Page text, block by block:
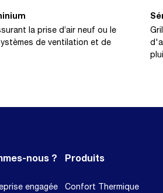
la prise d’air neuf ou le
de ventilation et de
nous ?
engagée
Produits
Confort Thermique